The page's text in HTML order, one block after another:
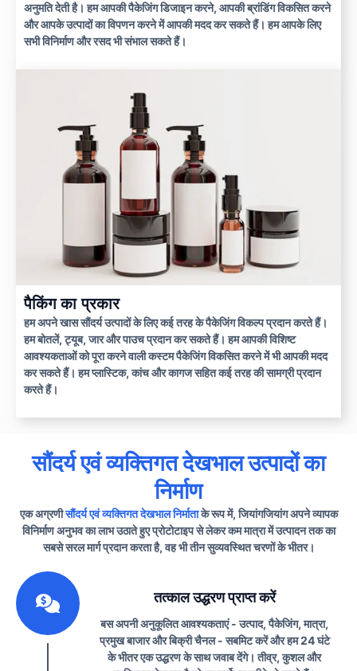
अनुमति देती है। हम आपकी पैकेजिंग डिजाइन करने, आपकी ब्रांडिंग विकसित करने
और आपके उत्पादों का विपणन करने में आपकी मदद कर सकते हैं। हम आपके लिए
सभी विनिर्माण और रसद भी संभाल सकते हैं।
पैकिंग का प्रकार
हम अपने खास सौंदर्य उत्पादों के लिए कई तरह के पैकेजिंग विकल्प प्रदान करते हैं।
हम बोतलें, ट्यूब, जार और पाउच प्रदान कर सकते हैं। हम आपकी विशिष्ट
आवश्यकताओं को पूरा करने वाली कस्टम पैकेजिंग विकसित करने में भी आपकी मदद
कर सकते हैं। हम प्लास्टिक, कांच और कागज सहित कई तरह की सामग्री प्रदान
करते हैं।
सौंदर्य एवं व्यक्तिगत देखभाल उत्पादों का
निर्माण
एक अग्रणीसौंदर्य एवं व्यक्तिगत देखभाल निर्माताके रूप में, जियांगजियांग अपने व्यापक
विनिर्माण अनुभव का लाभ उठाते हुए प्रोटोटाइप से लेकर कम मात्रा में उत्पादन तक का
सबसे सरल मार्ग प्रदान करता है, वह भी तीन सुव्यवस्थित चरणों के भीतर।
तत्काल उद्धरण प्राप्त करें
बस अपनी अनुकूलित आवश्यकताएं - उत्पाद, पैकेजिंग, मात्रा,
प्रमुख बाजार और बिक्री चैनल - सबमिट करें और हम 24 घंटे
के भीतर एक उद्धरण के साथ जवाब देंगे। तीव्र, कुशल और